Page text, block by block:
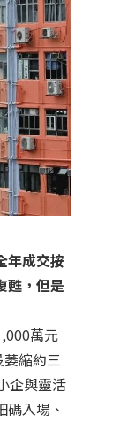
年成交按
甦，但是
萬元
縮約三
企與靈活
入場、